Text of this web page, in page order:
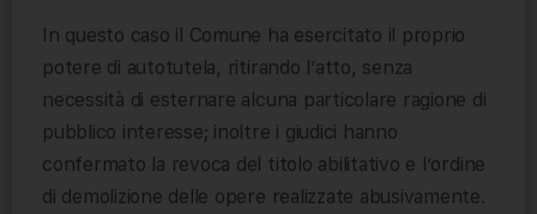
In questo caso il Comune ha esercitato il proprio
potere di autotutela, ritirando l’atto, senza
necessità di esternare alcuna particolare ragione di
pubblico interesse; inoltre i giudici hanno
confermato la revoca del titolo abilitativo e l’ordine
di demolizione delle opere realizzate abusivamente.